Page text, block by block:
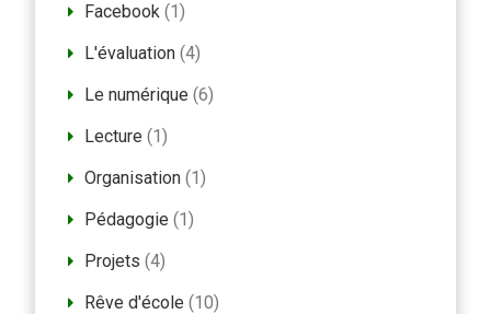
Facebook(1)
L'évaluation(4)
Le numérique (6)
Lecture (1)
Organisation(1)
Pédagogie (1)
Projets (4)
Rêve d'école (10)